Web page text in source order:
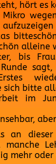
hört es
alleine
bis
sich bitte
im
an dieser
manche
mehr